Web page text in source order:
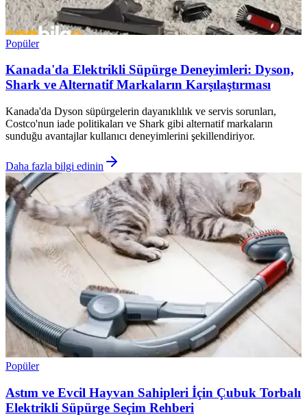
Popüler
Kanada'da Elektrikli Süpürge Deneyimleri: Dyson,
Shark ve Alternatif Markaların Karşılaştırması
Kanada'da Dyson süpürgelerin dayanıklılık ve servis sorunları,
Costco'nun iade politikaları ve Shark gibi alternatif markaların
sunduğu avantajlar kullanıcı deneyimlerini şekillendiriyor.
Daha fazla bilgi edinin
Popüler
Astım ve Evcil Hayvan Sahipleri İçin Çubuk Torbalı
Elektrikli Süpürge Seçim Rehberi